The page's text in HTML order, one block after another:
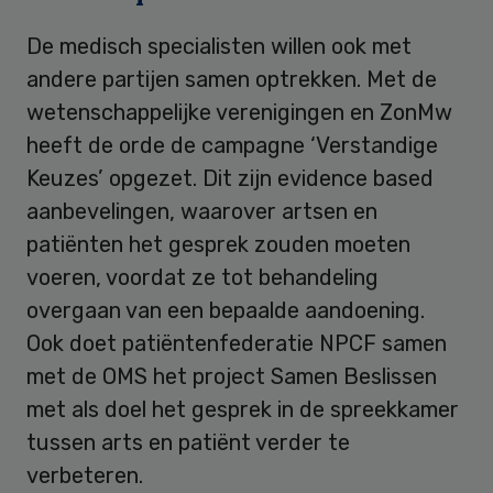
De medisch specialisten willen ook met
andere partijen samen optrekken. Met de
wetenschappelijke verenigingen en ZonMw
heeft de orde de campagne ‘Verstandige
Keuzes’ opgezet. Dit zijn evidence based
aanbevelingen, waarover artsen en
patiënten het gesprek zouden moeten
voeren, voordat ze tot behandeling
overgaan van een bepaalde aandoening.
Ook doet patiëntenfederatie NPCF samen
met de OMS het project Samen Beslissen
met als doel het gesprek in de spreekkamer
tussen arts en patiënt verder te
verbeteren.